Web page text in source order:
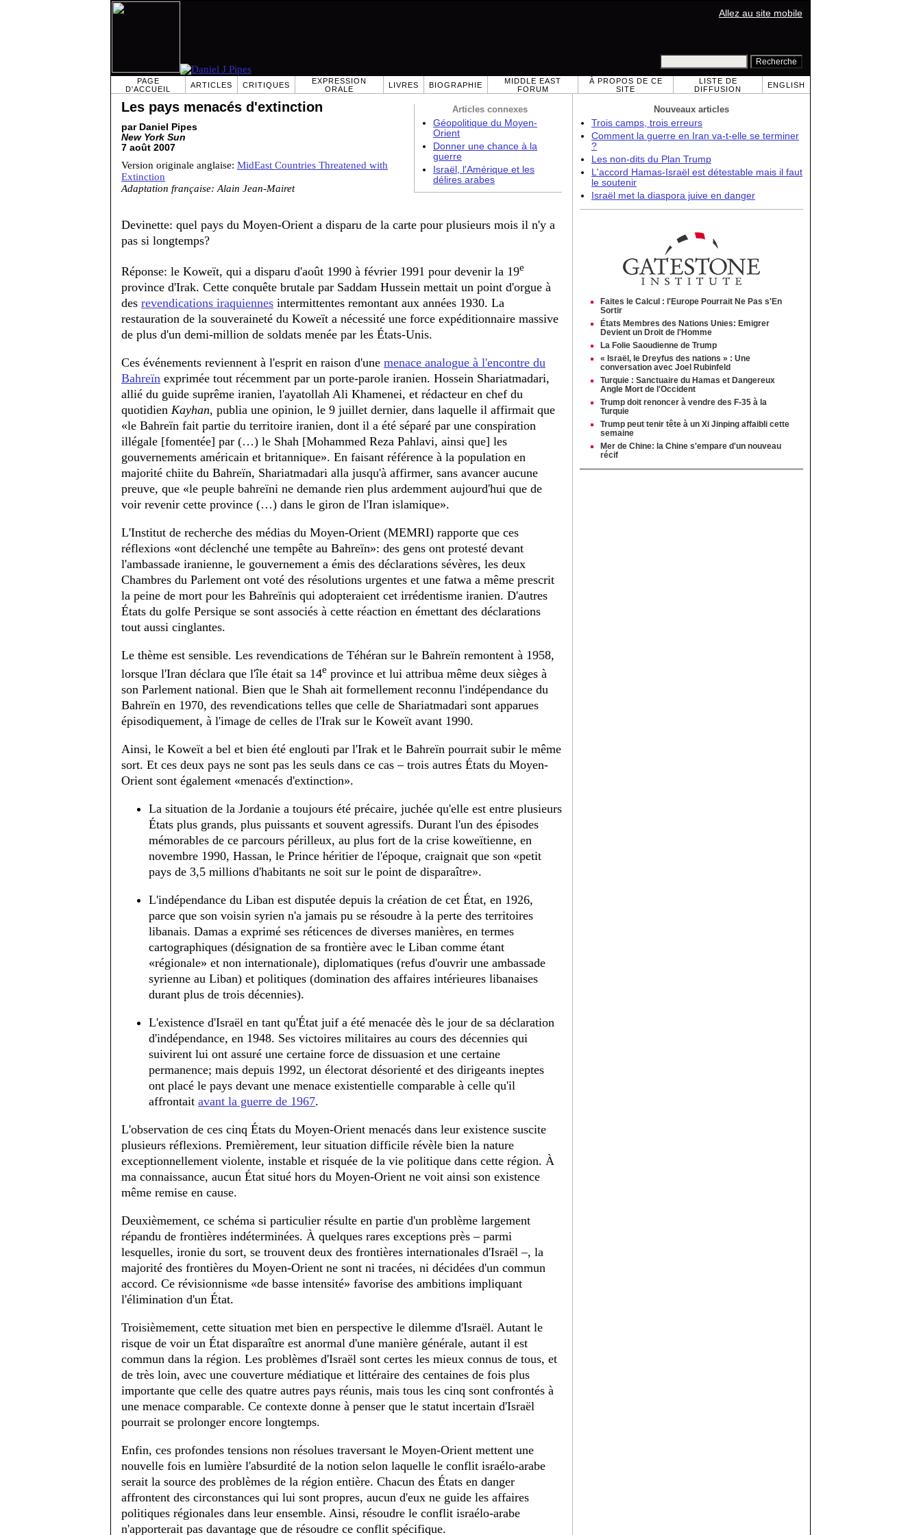
Allez au site mobile
PAGE
D'ACCUEIL
ARTICLES CRITIQUES
EXPRESSION
ORALE
LIVRES BIOGRAPHIE
MIDDLE EAST
FORUM
À PROPOS DE CE
SITE
LISTE DE
DIFFUSION
ENGLISH
Articles connexes
Géopolitique du Moyen-
Orient
Donner une chance à la
guerre
Israël, l'Amérique et les
délires arabes
Les pays menacés d'extinction
par Daniel Pipes
New York Sun
7 août 2007
Version originale anglaise: MidEast Countries Threatened with
Extinction
Adaptation française: Alain Jean-Mairet
Devinette: quel pays du Moyen-Orient a disparu de la carte pour plusieurs mois il n'y a
pas si longtemps?
Réponse: le Koweït, qui a disparu d'août 1990 à février 1991 pour devenir la 19e
province d'Irak. Cette conquête brutale par Saddam Hussein mettait un point d'orgue à
des revendications iraquiennes intermittentes remontant aux années 1930. La
restauration de la souveraineté du Koweït a nécessité une force expéditionnaire massive
de plus d'un demi-million de soldats menée par les États-Unis.
Ces événements reviennent à l'esprit en raison d'une menace analogue à l'encontre du
Bahreïn exprimée tout récemment par un porte-parole iranien. Hossein Shariatmadari,
allié du guide suprême iranien, l'ayatollah Ali Khamenei, et rédacteur en chef du
quotidien Kayhan, publia une opinion, le 9 juillet dernier, dans laquelle il affirmait que
«le Bahreïn fait partie du territoire iranien, dont il a été séparé par une conspiration
illégale [fomentée] par (…) le Shah [Mohammed Reza Pahlavi, ainsi que] les
gouvernements américain et britannique». En faisant référence à la population en
majorité chiite du Bahreïn, Shariatmadari alla jusqu'à affirmer, sans avancer aucune
preuve, que «le peuple bahreïni ne demande rien plus ardemment aujourd'hui que de
voir revenir cette province (…) dans le giron de l'Iran islamique».
L'Institut de recherche des médias du Moyen-Orient (MEMRI) rapporte que ces
réflexions «ont déclenché une tempête au Bahreïn»: des gens ont protesté devant
l'ambassade iranienne, le gouvernement a émis des déclarations sévères, les deux
Chambres du Parlement ont voté des résolutions urgentes et une fatwa a même prescrit
la peine de mort pour les Bahreïnis qui adopteraient cet irrédentisme iranien. D'autres
États du golfe Persique se sont associés à cette réaction en émettant des déclarations
tout aussi cinglantes.
Le thème est sensible. Les revendications de Téhéran sur le Bahreïn remontent à 1958,
lorsque l'Iran déclara que l'île était sa 14e province et lui attribua même deux sièges à
son Parlement national. Bien que le Shah ait formellement reconnu l'indépendance du
Bahreïn en 1970, des revendications telles que celle de Shariatmadari sont apparues
épisodiquement, à l'image de celles de l'Irak sur le Koweït avant 1990.
Ainsi, le Koweït a bel et bien été englouti par l'Irak et le Bahreïn pourrait subir le même
sort. Et ces deux pays ne sont pas les seuls dans ce cas – trois autres États du Moyen-
Orient sont également «menacés d'extinction».
La situation de la Jordanie a toujours été précaire, juchée qu'elle est entre plusieurs
États plus grands, plus puissants et souvent agressifs. Durant l'un des épisodes
mémorables de ce parcours périlleux, au plus fort de la crise koweïtienne, en
novembre 1990, Hassan, le Prince héritier de l'époque, craignait que son «petit
pays de 3,5 millions d'habitants ne soit sur le point de disparaître».
L'indépendance du Liban est disputée depuis la création de cet État, en 1926,
parce que son voisin syrien n'a jamais pu se résoudre à la perte des territoires
libanais. Damas a exprimé ses réticences de diverses manières, en termes
cartographiques (désignation de sa frontière avec le Liban comme étant
«régionale» et non internationale), diplomatiques (refus d'ouvrir une ambassade
syrienne au Liban) et politiques (domination des affaires intérieures libanaises
durant plus de trois décennies).
L'existence d'Israël en tant qu'État juif a été menacée dès le jour de sa déclaration
d'indépendance, en 1948. Ses victoires militaires au cours des décennies qui
suivirent lui ont assuré une certaine force de dissuasion et une certaine
permanence; mais depuis 1992, un électorat désorienté et des dirigeants ineptes
ont placé le pays devant une menace existentielle comparable à celle qu'il
affrontait avant la guerre de 1967.
L'observation de ces cinq États du Moyen-Orient menacés dans leur existence suscite
plusieurs réflexions. Premièrement, leur situation difficile révèle bien la nature
exceptionnellement violente, instable et risquée de la vie politique dans cette région. À
ma connaissance, aucun État situé hors du Moyen-Orient ne voit ainsi son existence
même remise en cause.
Deuxièmement, ce schéma si particulier résulte en partie d'un problème largement
répandu de frontières indéterminées. À quelques rares exceptions près – parmi
lesquelles, ironie du sort, se trouvent deux des frontières internationales d'Israël –, la
majorité des frontières du Moyen-Orient ne sont ni tracées, ni décidées d'un commun
accord. Ce révisionnisme «de basse intensité» favorise des ambitions impliquant
l'élimination d'un État.
Troisièmement, cette situation met bien en perspective le dilemme d'Israël. Autant le
risque de voir un État disparaître est anormal d'une manière générale, autant il est
commun dans la région. Les problèmes d'Israël sont certes les mieux connus de tous, et
de très loin, avec une couverture médiatique et littéraire des centaines de fois plus
importante que celle des quatre autres pays réunis, mais tous les cinq sont confrontés à
une menace comparable. Ce contexte donne à penser que le statut incertain d'Israël
pourrait se prolonger encore longtemps.
Enfin, ces profondes tensions non résolues traversant le Moyen-Orient mettent une
nouvelle fois en lumière l'absurdité de la notion selon laquelle le conflit israélo-arabe
serait la source des problèmes de la région entière. Chacun des États en danger
affrontent des circonstances qui lui sont propres, aucun d'eux ne guide les affaires
politiques régionales dans leur ensemble. Ainsi, résoudre le conflit israélo-arabe
n'apporterait pas davantage que de résoudre ce conflit spécifique.
Nouveaux articles
Trois camps, trois erreurs
Comment la guerre en Iran va-t-elle se terminer
?
Les non-dits du Plan Trump
L'accord Hamas-Israël est détestable mais il faut
le soutenir
Israël met la diaspora juive en danger
Faites le Calcul : l'Europe Pourrait Ne Pas s'En
Sortir
États Membres des Nations Unies: Emigrer
Devient un Droit de l'Homme
La Folie Saoudienne de Trump
« Israël, le Dreyfus des nations » : Une
conversation avec Joel Rubinfeld
Turquie : Sanctuaire du Hamas et Dangereux
Angle Mort de l'Occident
Trump doit renoncer à vendre des F-35 à la
Turquie
Trump peut tenir tête à un Xi Jinping affaibli cette
semaine
Mer de Chine: la Chine s'empare d'un nouveau
récif